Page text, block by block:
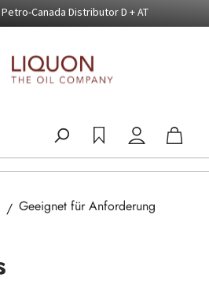
Canada Distributor D + AT
Geeignet für Anforderung